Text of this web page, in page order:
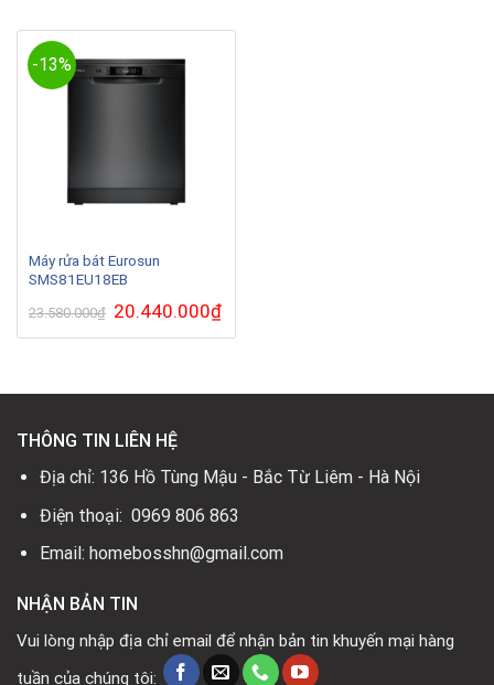
-13%
Máy rửa bát Eurosun
SMS81EU18EB
23.580.000₫ Giá
gốc
là:
20.440.000₫Giá
hiện
tại
THÔNG TIN LIÊN HỆ
Địa chỉ: 136 Hồ Tùng Mậu - Bắc Từ Liêm - Hà Nội
Điện thoại: 0969 806 863
Email: homebosshn@gmail.com
NHẬN BẢN TIN
Vui lòng nhập địa chỉ email để nhận bản tin khuyến mại hàng
tuần của chúng tôi: